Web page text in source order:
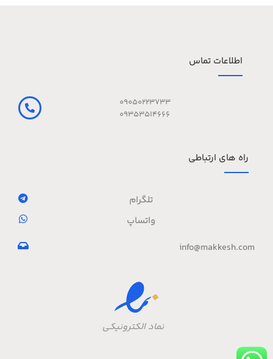
اطلاعات تماس
09050223733
09353514666
راه های ارتباطی
تلگرام
واتساپ
info@makkesh.com
نماد الکترونیکی